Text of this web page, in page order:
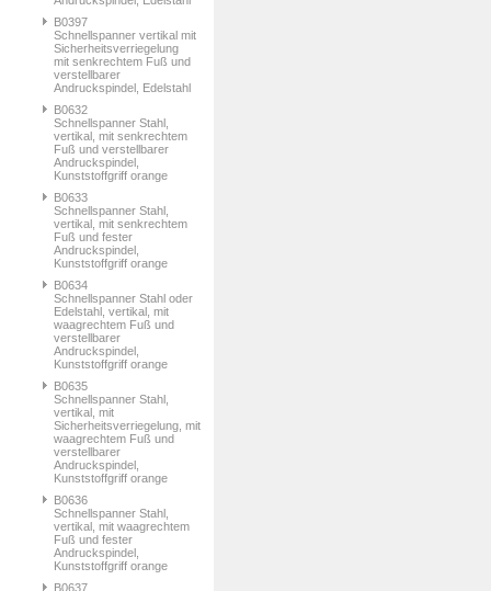
B0397
Schnellspanner vertikal mit
Sicherheitsverriegelung
mit senkrechtem Fuß und
verstellbarer
Andruckspindel, Edelstahl
B0632
Schnellspanner Stahl,
vertikal, mit senkrechtem
Fuß und verstellbarer
Andruckspindel,
Kunststoffgriff orange
B0633
Schnellspanner Stahl,
vertikal, mit senkrechtem
Fuß und fester
Andruckspindel,
Kunststoffgriff orange
B0634
Schnellspanner Stahl oder
Edelstahl, vertikal, mit
waagrechtem Fuß und
verstellbarer
Andruckspindel,
Kunststoffgriff orange
B0635
Schnellspanner Stahl,
vertikal, mit
Sicherheitsverriegelung, mit
waagrechtem Fuß und
verstellbarer
Andruckspindel,
Kunststoffgriff orange
B0636
Schnellspanner Stahl,
vertikal, mit waagrechtem
Fuß und fester
Andruckspindel,
Kunststoffgriff orange
B0637